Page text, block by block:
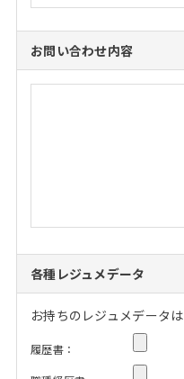
お問い合わせ内容
各種レジュメデータ
お持ちのレジュメデータ
履歴書：